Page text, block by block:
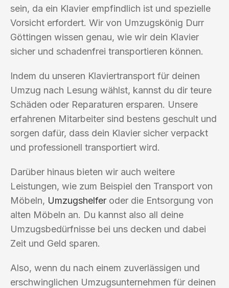
sein, da ein Klavier empfindlich ist und spezielle
Vorsicht erfordert. Wir von Umzugskönig Durr
Göttingen wissen genau, wie wir dein Klavier
sicher und schadenfrei transportieren können.
Indem du unseren Klaviertransport für deinen
Umzug nach Lesung wählst, kannst du dir teure
Schäden oder Reparaturen ersparen. Unsere
erfahrenen Mitarbeiter sind bestens geschult und
sorgen dafür, dass dein Klavier sicher verpackt
und professionell transportiert wird.
Darüber hinaus bieten wir auch weitere
Leistungen, wie zum Beispiel den Transport von
Möbeln, Umzugshelfer oder die Entsorgung von
alten Möbeln an. Du kannst also all deine
Umzugsbedürfnisse bei uns decken und dabei
Zeit und Geld sparen.
Also, wenn du nach einem zuverlässigen und
erschwinglichen Umzugsunternehmen für deinen